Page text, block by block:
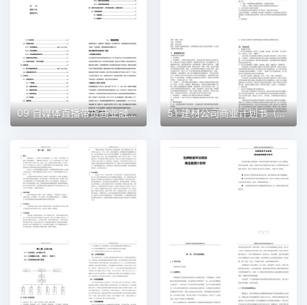
09 自媒体直播带货商业融资计划书（word+ppt配套）创业计划书word模板 51 建材公司商业计划书（word+ppt配套）创业计划书word模板